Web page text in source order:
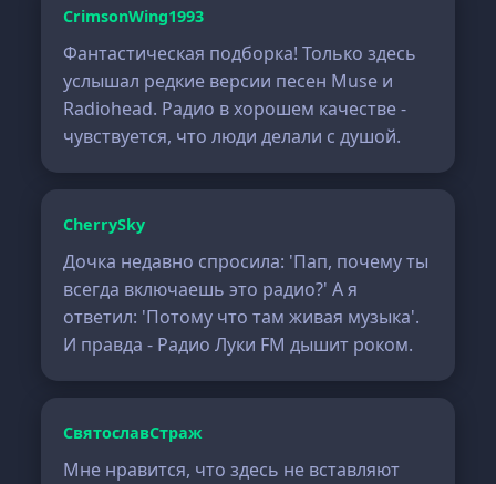
CrimsonWing1993
Фантастическая подборка! Только здесь
услышал редкие версии песен Muse и
Radiohead. Радио в хорошем качестве -
чувствуется, что люди делали с душой.
CherrySky
Дочка недавно спросила: 'Пап, почему ты
всегда включаешь это радио?' А я
ответил: 'Потому что там живая музыка'.
И правда - Радио Луки FM дышит роком.
СвятославСтраж
Мне нравится, что здесь не вставляют